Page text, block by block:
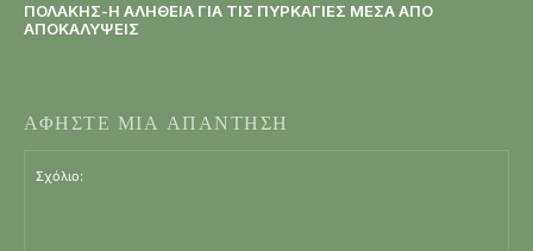
ΠΟΛΑΚΗΣ-Η ΑΛΗΘΕΙΑ ΓΙΑ ΤΙΣ ΠΥΡΚΑΓΙΕΣ ΜΕΣΑ ΑΠΟ
ΑΠΟΚΑΛΥΨΕΙΣ
ΑΦΗΣΤΕ ΜΙΑ ΑΠΑΝΤΗΣΗ